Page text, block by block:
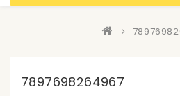
7897698264967